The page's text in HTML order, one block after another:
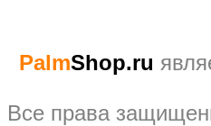
PalmShop.ru
Все права